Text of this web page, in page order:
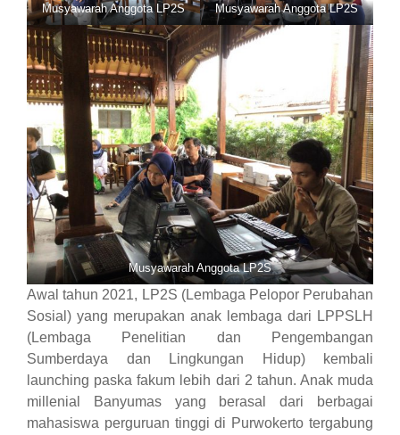
Musyawarah Anggota LP2S Musyawarah Anggota LP2S
Musyawarah Anggota LP2S
Awal tahun 2021, LP2S (Lembaga Pelopor Perubahan
Sosial) yang merupakan anak lembaga dari LPPSLH
(Lembaga Penelitian dan Pengembangan
Sumberdaya dan Lingkungan Hidup) kembali
launching paska fakum lebih dari 2 tahun. Anak muda
millenial Banyumas yang berasal dari berbagai
mahasiswa perguruan tinggi di Purwokerto tergabung